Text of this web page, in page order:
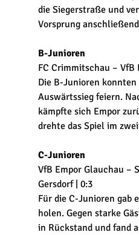
die Siegerstraße und
Vorsprung
B-Junioren
FC Crimmitschau – VfB
Die B-Junioren
Auswärtssieg feiern.
kämpfte sich Empor
drehte das Spiel im
C-Junioren
VfB Empor Glauchau –
Gersdorf | 0:3
Für die C-Junioren gab
holen. Gegen starke
in Rückstand und fand